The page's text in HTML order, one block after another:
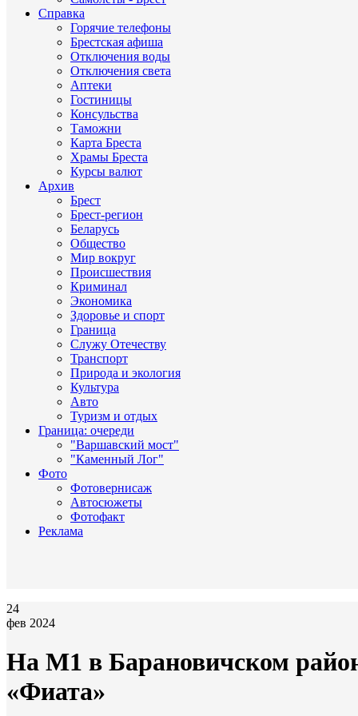
Справка
Горячие телефоны
Брестская афиша
Отключения воды
Отключения света
Аптеки
Гостиницы
Консульства
Таможни
Карта Бреста
Храмы Бреста
Курсы валют
Архив
Брест
Брест-регион
Беларусь
Общество
Мир вокруг
Происшествия
Криминал
Экономика
Здоровье и спорт
Граница
Служу Отечеству
Транспорт
Природа и экология
Культура
Авто
Туризм и отдых
Граница: очереди
"Варшавский мост"
"Каменный Лог"
Фото
Фотовернисаж
Автосюжеты
Фотофакт
Реклама
24
фев 2024
На М1 в Барановичском
«Фиата»